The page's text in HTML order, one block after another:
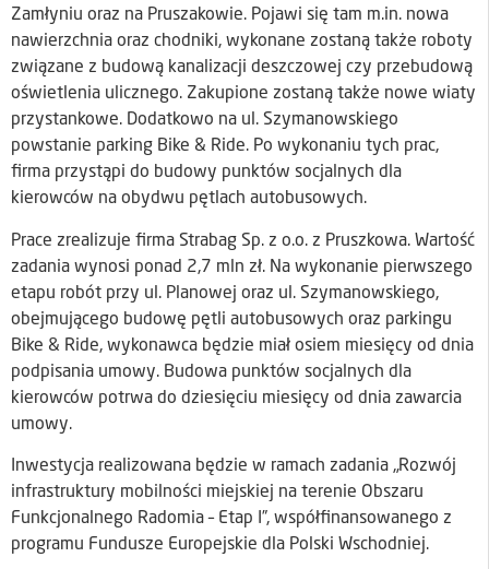
Zamłyniu oraz na Pruszakowie. Pojawi się tam m.in. nowa
nawierzchnia oraz chodniki, wykonane zostaną także roboty
związane z budową kanalizacji deszczowej czy przebudową
oświetlenia ulicznego. Zakupione zostaną także nowe wiaty
przystankowe. Dodatkowo na ul. Szymanowskiego
powstanie parking Bike & Ride. Po wykonaniu tych prac,
firma przystąpi do budowy punktów socjalnych dla
kierowców na obydwu pętlach autobusowych.
Prace zrealizuje firma Strabag Sp. z o.o. z Pruszkowa. Wartość
zadania wynosi ponad 2,7 mln zł. Na wykonanie pierwszego
etapu robót przy ul. Planowej oraz ul. Szymanowskiego,
obejmującego budowę pętli autobusowych oraz parkingu
Bike & Ride, wykonawca będzie miał osiem miesięcy od dnia
podpisania umowy. Budowa punktów socjalnych dla
kierowców potrwa do dziesięciu miesięcy od dnia zawarcia
umowy.
Inwestycja realizowana będzie w ramach zadania „Rozwój
infrastruktury mobilności miejskiej na terenie Obszaru
Funkcjonalnego Radomia – Etap I”, współfinansowanego z
programu Fundusze Europejskie dla Polski Wschodniej.